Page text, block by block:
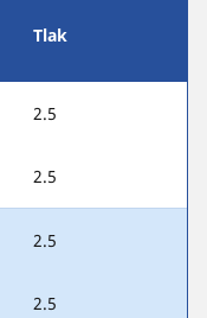
Tlak
2.5
2.5
2.5
2.5